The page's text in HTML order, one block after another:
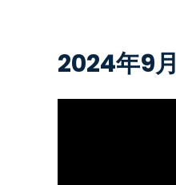
2024年9月